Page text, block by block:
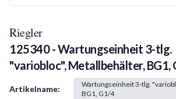
Riegler
125340 - Wartungseinheit 3-tlg.
"variobloc", Metallbehälter, BG1,
Produkt Information
Artikelname:
Wartungseinheit 3-tlg.
BG1, G1/4